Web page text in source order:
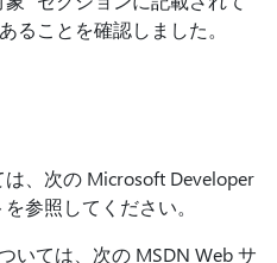
ることを確認しました。
、次の Microsoft Developer
参照してください。
いては、次の MSDN Web サ